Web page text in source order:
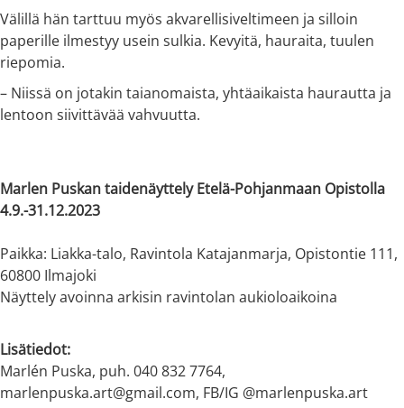
Välillä hän tarttuu myös akvarellisiveltimeen ja silloin
paperille ilmestyy usein sulkia. Kevyitä, hauraita, tuulen
riepomia.
– Niissä on jotakin taianomaista, yhtäaikaista haurautta ja
lentoon siivittävää vahvuutta.
Marlen Puskan taidenäyttely Etelä-Pohjanmaan Opistolla
4.9.-31.12.2023
Paikka: Liakka-talo, Ravintola Katajanmarja, Opistontie 111,
60800 Ilmajoki
Näyttely avoinna arkisin ravintolan aukioloaikoina
Lisätiedot:
Marlén Puska, puh. 040 832 7764,
marlenpuska.art@gmail.com, FB/IG @marlenpuska.art